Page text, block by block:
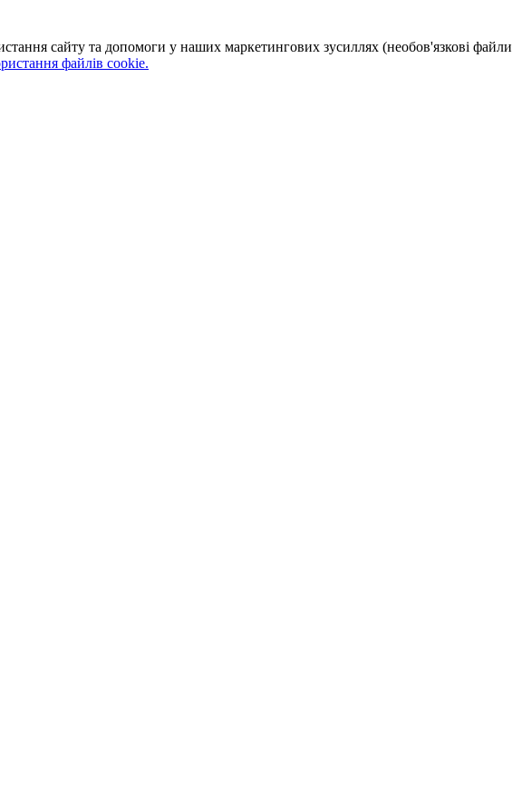
сайту та допомоги у наших маркетингових зусиллях (необов'язкові файли
файлів cookie.